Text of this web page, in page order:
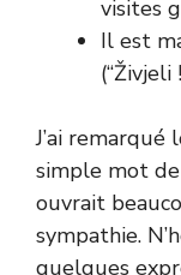
visites
Il est
J’ai remarqué
simple mot de
ouvrait
sympathie.
quelques